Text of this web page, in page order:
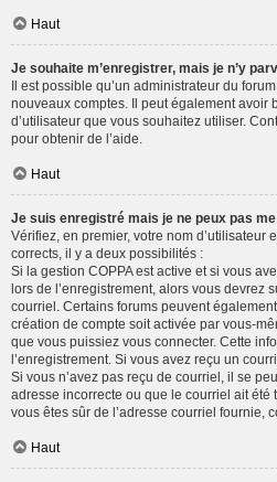
Haut
Je souhaite m’enregistrer, mais je n’y
Il est possible qu’un administrateur du
nouveaux comptes. Il peut également avoir
d’utilisateur que vous souhaitez utiliser.
pour obtenir de l’aide.
Haut
Je suis enregistré mais je ne peux pas
Vérifiez, en premier, votre nom d’utilisateur
corrects, il y a deux possibilités :
Si la gestion COPPA est active et si vous
lors de l’enregistrement, alors vous devrez
courriel. Certains forums peuvent
création de compte soit activée par vous-
que vous puissiez vous connecter. Cette
l’enregistrement. Si vous avez reçu un
Si vous n’avez pas reçu de courriel, il se
adresse incorrecte ou que le courriel ait été
vous êtes sûr de l’adresse courriel fournie,
Haut